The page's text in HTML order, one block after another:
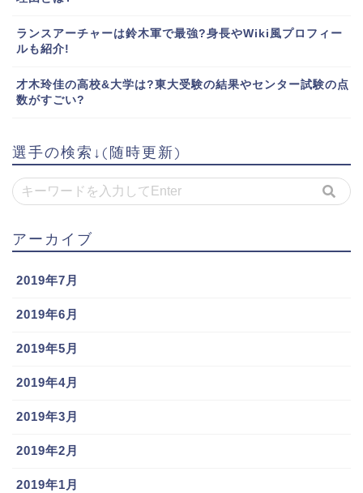
ランスアーチャーは鈴木軍で最強?身長やWiki風プロフィー
ルも紹介!
才木玲佳の高校&大学は?東大受験の結果やセンター試験の点
数がすごい?
選手の検索↓(随時更新)
アーカイブ
2019年7月
2019年6月
2019年5月
2019年4月
2019年3月
2019年2月
2019年1月